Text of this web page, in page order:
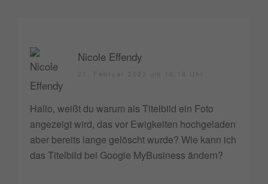
Nicole Effendy
Hallo, weißt du warum als Titelbild ein Foto
angezeigt wird, das vor Ewigkeiten hochgeladen
aber bereits lange gelöscht wurde? Wie kann ich
das Titelbild bei Google MyBusiness ändern?